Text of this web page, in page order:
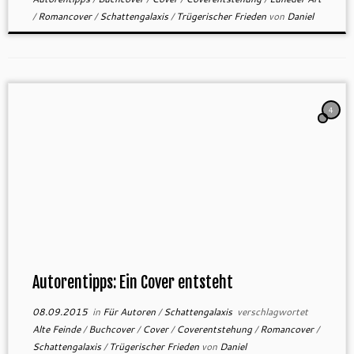
/Romancover/Schattengalaxis/Trügerischer Frieden von Daniel
4
Autorentipps: Ein Cover entsteht
08.09.2015in Für Autoren/Schattengalaxis verschlagwortet
Alte Feinde/Buchcover/Cover/Coverentstehung/Romancover/
Schattengalaxis/Trügerischer Frieden von Daniel